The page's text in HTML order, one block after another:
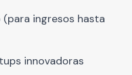
(para ingresos hasta
innovadoras